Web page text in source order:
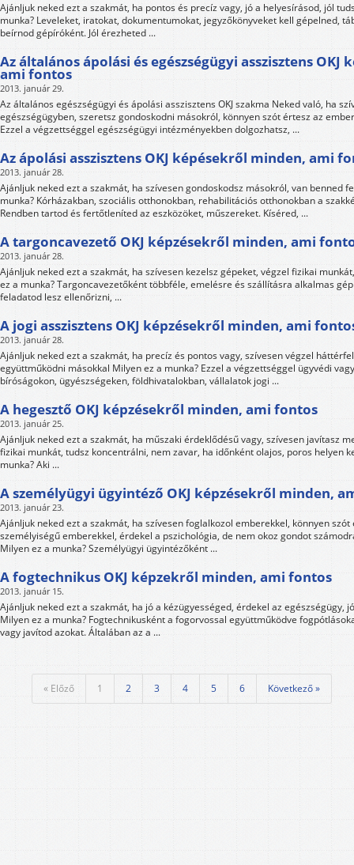
Ajánljuk neked ezt a szakmát, ha pontos és precíz vagy, jó a helyesírásod, jól
munka? Leveleket, iratokat, dokumentumokat, jegyzőkönyveket kell gépelned,
beírnod gépíróként. Jól érezheted ...
Az általános ápolási és egészségügyi asszisztens
ami fontos
2013. január 29.
Az általános egészségügyi és ápolási asszisztens OKJ szakma Neked való, ha
egészségügyben, szeretsz gondoskodni másokról, könnyen szót értesz az
Ezzel a végzettséggel egészségügyi intézményekben dolgozhatsz, ...
Az ápolási asszisztens OKJ képésekről minden, ami
2013. január 28.
Ajánljuk neked ezt a szakmát, ha szívesen gondoskodsz másokról, van benned
munka? Kórházakban, szociális otthonokban, rehabilitációs otthonokban a
Rendben tartod és fertőtleníted az eszközöket, műszereket. Kíséred, ...
A targoncavezető OKJ képzésekről minden, ami
2013. január 28.
Ajánljuk neked ezt a szakmát, ha szívesen kezelsz gépeket, végzel fizikai
ez a munka? Targoncavezetőként többféle, emelésre és szállításra alkalmas
feladatod lesz ellenőrizni, ...
A jogi asszisztens OKJ képzésekről minden, ami
2013. január 28.
Ajánljuk neked ezt a szakmát, ha precíz és pontos vagy, szívesen végzel
együttműködni másokkal Milyen ez a munka? Ezzel a végzettséggel ügyvédi
bíróságokon, ügyészségeken, földhivatalokban, vállalatok jogi ...
A hegesztő OKJ képzésekről minden, ami fontos
2013. január 25.
Ajánljuk neked ezt a szakmát, ha műszaki érdeklődésű vagy, szívesen javítasz
fizikai munkát, tudsz koncentrálni, nem zavar, ha időnként olajos, poros helyen
munka? Aki ...
A személyügyi ügyintéző OKJ képzésekről minden,
2013. január 23.
Ajánljuk neked ezt a szakmát, ha szívesen foglalkozol emberekkel, könnyen
személyiségű emberekkel, érdekel a pszichológia, de nem okoz gondot
Milyen ez a munka? Személyügyi ügyintézőként ...
A fogtechnikus OKJ képzekről minden, ami fontos
2013. január 15.
Ajánljuk neked ezt a szakmát, ha jó a kézügyességed, érdekel az egészségügy,
Milyen ez a munka? Fogtechnikusként a fogorvossal együttműködve
vagy javítod azokat. Általában az a ...
« Előző 1 2 3 4 5 6 Következő »